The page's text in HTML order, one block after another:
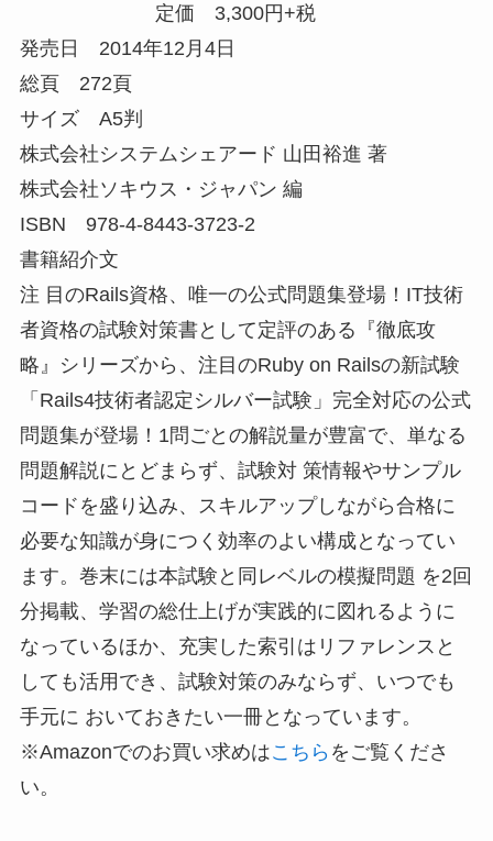
定価 3,300円+税
発売日 2014年12月4日
総頁 272頁
サイズ A5判
株式会社システムシェアード 山田裕進 著
株式会社ソキウス・ジャパン 編
ISBN 978-4-8443-3723-2
書籍紹介文
注 目のRails資格、唯一の公式問題集登場！IT技術
者資格の試験対策書として定評のある『徹底攻
略』シリーズから、注目のRuby on Railsの新試験
「Rails4技術者認定シルバー試験」完全対応の公式
問題集が登場！1問ごとの解説量が豊富で、単なる
問題解説にとどまらず、試験対 策情報やサンプル
コードを盛り込み、スキルアップしながら合格に
必要な知識が身につく効率のよい構成となってい
ます。巻末には本試験と同レベルの模擬問題 を2回
分掲載、学習の総仕上げが実践的に図れるように
なっているほか、充実した索引はリファレンスと
しても活用でき、試験対策のみならず、いつでも
手元に おいておきたい一冊となっています。
※Amazonでのお買い求めはこちら をご覧くださ
い。